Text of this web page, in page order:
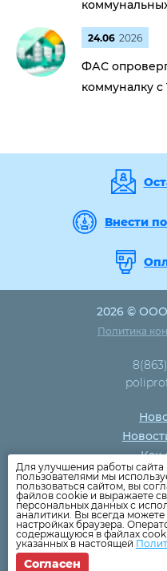
24.06 2026
ФАС
коммуналку с
Внести
2026 ©
Политика
8(863)
Как
Для улучшения работы сайта
пользователями мы
пользоваться сайтом, вы
файлов cookie и выражаете
персональных данных с
аналитики. Вы всегда
настройках браузера.
содержащуюся в файлах
указанных в настоящей
Согласен